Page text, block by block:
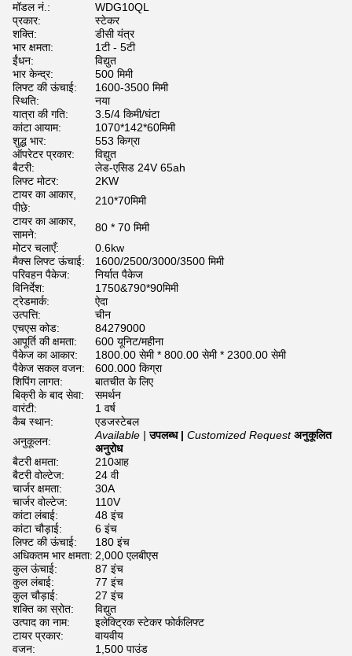
मॉडल नं.:
WDG10QL
प्रकार:
स्टेकर
शक्ति:
डीसी यंत्र
भार क्षमता:
1टी - 5टी
ईंधन:
विद्युत
भार केन्द्र:
500 मिमी
लिफ्ट की ऊंचाई:
1600-3500 मिमी
स्थिति:
नया
यात्रा की गति:
3.5/4 किमी/घंटा
कांटा आयाम:
1070*142*60मिमी
शुद्ध भार:
553 किग्रा
ऑपरेटर प्रकार:
विद्युत
बैटरी:
लेड-एसिड 24V 65ah
लिफ्ट मोटर:
2KW
टायर का आकार,
पीछे:
210*70मिमी
टायर का आकार,
सामने:
80 * 70 मिमी
मोटर चलाएँ:
0.6kw
मैक्स लिफ्ट ऊंचाई:
1600/2500/3000/3500 मिमी
परिवहन पैकेज:
निर्यात पैकेज
विनिर्देश:
1750&790*90मिमी
ट्रेडमार्क:
ऐदा
उत्पत्ति:
चीन
एचएस कोड:
84279000
आपूर्ति की क्षमता:
600 यूनिट/महीना
पैकेज का आकार:
1800.00 सेमी * 800.00 सेमी * 2300.00 सेमी
पैकेज सकल वजन:
600.000 किग्रा
शिपिंग लागत:
बातचीत के लिए
बिक्री के बाद सेवा:
समर्थन
वारंटी:
1 वर्ष
कैब स्थान:
एडजस्टेबल
अनुकूलन:
Available | उपलब्ध | Customized Request अनुकूलित
अनुरोध
बैटरी क्षमता:
210आह
बैटरी वोल्टेज:
24 वी
चार्जर क्षमता:
30A
चार्जर वोल्टेज:
110V
कांटा लंबाई:
48 इंच
कांटा चौड़ाई:
6 इंच
लिफ्ट की ऊंचाई:
180 इंच
अधिकतम भार क्षमता: 2,000 एलबीएस
कुल ऊंचाई:
87 इंच
कुल लंबाई:
77 इंच
कुल चौड़ाई:
27 इंच
शक्ति का स्रोत:
विद्युत
उत्पाद का नाम:
इलेक्ट्रिक स्टेकर फोर्कलिफ्ट
टायर प्रकार:
वायवीय
वजन:
1,500 पाउंड